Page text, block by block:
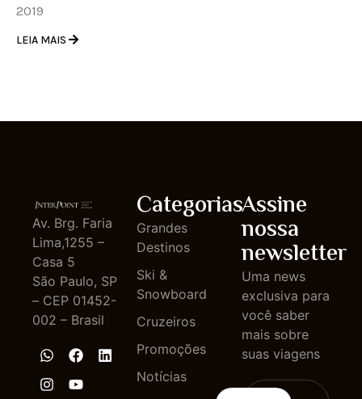
2019
LEIA MAIS
Av. Brg. Faria
Lima,1255 –
Casa 5
São Paulo, SP
– CEP 01452-
002 – Brasil
Categorias
Grandes
Destinos
Ski &
Snowboard
Cruzeiros
Promoções
Notícias
Assine
nossa
newsletter
Uma news
exclusiva para
você saber
mais sobre
suas viagens